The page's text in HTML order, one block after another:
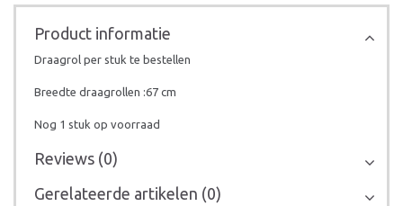
Product informatie
Draagrol per stuk te bestellen
Breedte draagrollen :67 cm
Nog 1 stuk op voorraad
Reviews (0)
Gerelateerde artikelen (0)